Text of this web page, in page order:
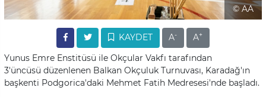
© AA
KAYDET A- A+
Yunus Emre Enstitüsü ile Okçular Vakfı tarafından
3'üncüsü düzenlenen Balkan Okçuluk Turnuvası, Karadağ'ın
başkenti Podgorica'daki Mehmet Fatih Medresesi'nde başladı.